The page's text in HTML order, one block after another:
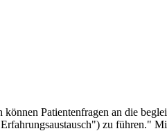
Patientenfragen an die
zu führen."